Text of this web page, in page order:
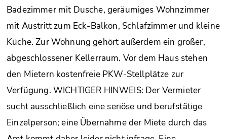
Badezimmer mit Dusche, geräumiges Wohnzimmer
mit Austritt zum Eck-Balkon, Schlafzimmer und kleine
Küche. Zur Wohnung gehört außerdem ein großer,
abgeschlossener Kellerraum. Vor dem Haus stehen
den Mietern kostenfreie PKW-Stellplätze zur
Verfügung. WICHTIGER HINWEIS: Der Vermieter
sucht ausschließlich eine seriöse und berufstätige
Einzelperson; eine Übernahme der Miete durch das